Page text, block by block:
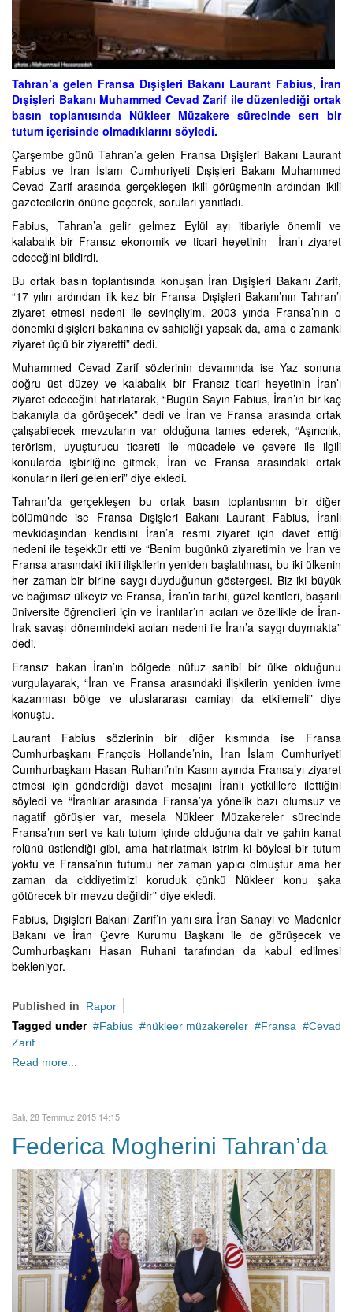
Tahran’a gelen Fransa Dışişleri Bakanı Laurant Fabius, İran
Dışişleri Bakanı Muhammed Cevad Zarif ile düzenlediği ortak
basın toplantısında Nükleer Müzakere sürecinde sert bir
tutum içerisinde olmadıklarını söyledi.
Çarşembe günü Tahran’a gelen Fransa Dışişleri Bakanı Laurant
Fabius ve İran İslam Cumhuriyeti Dışişleri Bakanı Muhammed
Cevad Zarif arasında gerçekleşen ikili görüşmenin ardından ikili
gazetecilerin önüne geçerek, soruları yanıtladı.
Fabius, Tahran’a gelir gelmez Eylül ayı itibariyle önemli ve
kalabalık bir Fransız ekonomik ve ticari heyetinin İran’ı ziyaret
edeceğini bildirdi.
Bu ortak basın toplantısında konuşan İran Dışişleri Bakanı Zarif,
“17 yılın ardından ilk kez bir Fransa Dışişleri Bakanı’nın Tahran’ı
ziyaret etmesi nedeni ile sevinçliyim. 2003 yında Fransa’nın o
dönemki dışişleri bakanına ev sahipliği yapsak da, ama o zamanki
ziyaret üçlü bir ziyaretti” dedi.
Muhammed Cevad Zarif sözlerinin devamında ise Yaz sonuna
doğru üst düzey ve kalabalık bir Fransız ticari heyetinin İran’ı
ziyaret edeceğini hatırlatarak, “Bugün Sayın Fabius, İran’ın bir kaç
bakanıyla da görüşecek” dedi ve İran ve Fransa arasında ortak
çalışabilecek mevzuların var olduğuna tames ederek, “Aşırıcılık,
terörism, uyuşturucu ticareti ile mücadele ve çevere ile ilgili
konularda işbirliğine gitmek, İran ve Fransa arasındaki ortak
konuların ileri gelenleri” diye ekledi.
Tahran’da gerçekleşen bu ortak basın toplantısının bir diğer
bölümünde ise Fransa Dışişleri Bakanı Laurant Fabius, İranlı
mevkidaşından kendisini İran’a resmi ziyaret için davet ettiği
nedeni ile teşekkür etti ve “Benim bugünkü ziyaretimin ve İran ve
Fransa arasındaki ikili ilişkilerin yeniden başlatılması, bu iki ülkenin
her zaman bir birine saygı duyduğunun göstergesi. Biz iki büyük
ve bağımsız ülkeyiz ve Fransa, İran’ın tarihi, güzel kentleri, başarılı
üniversite öğrencileri için ve İranlılar’ın acıları ve özellikle de İran-
Irak savaşı dönemindeki acıları nedeni ile İran’a saygı duymakta”
dedi.
Fransız bakan İran’ın bölgede nüfuz sahibi bir ülke olduğunu
vurgulayarak, “İran ve Fransa arasındaki ilişkilerin yeniden ivme
kazanması bölge ve uluslararası camiayı da etkilemeli” diye
konuştu.
Laurant Fabius sözlerinin bir diğer kısmında ise Fransa
Cumhurbaşkanı François Hollande’nin, İran İslam Cumhuriyeti
Cumhurbaşkanı Hasan Ruhani’nin Kasım ayında Fransa’yı ziyaret
etmesi için gönderdiği davet mesajını İranlı yetkililere ilettiğini
söyledi ve “İranlılar arasında Fransa’ya yönelik bazı olumsuz ve
nagatif görüşler var, mesela Nükleer Müzakereler sürecinde
Fransa’nın sert ve katı tutum içinde olduğuna dair ve şahin kanat
rolünü üstlendiği gibi, ama hatırlatmak istrim ki böylesi bir tutum
yoktu ve Fransa’nın tutumu her zaman yapıcı olmuştur ama her
zaman da ciddiyetimizi koruduk çünkü Nükleer konu şaka
götürecek bir mevzu değildir” diye ekledi.
Fabius, Dışişleri Bakanı Zarif’in yanı sıra İran Sanayi ve Madenler
Bakanı ve İran Çevre Kurumu Başkanı ile de görüşecek ve
Cumhurbaşkanı Hasan Ruhani tarafından da kabul edilmesi
bekleniyor.
Published in Rapor
Tagged under Fabius nükleer müzakereler Fransa
Cevad
Zarif
Read more...
Salı, 28 Temmuz 2015 14:15
Federica Mogherini Tahran’da